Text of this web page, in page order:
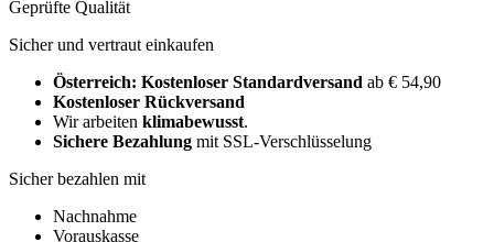
Geprüfte Qualität
Sicher und vertraut einkaufen
Österreich: Kostenloser Standardversand ab € 54,90
Kostenloser Rückversand
Wir arbeiten klimabewusst.
Sichere Bezahlung mit SSL-Verschlüsselung
Sicher bezahlen mit
Nachnahme
Vorauskasse